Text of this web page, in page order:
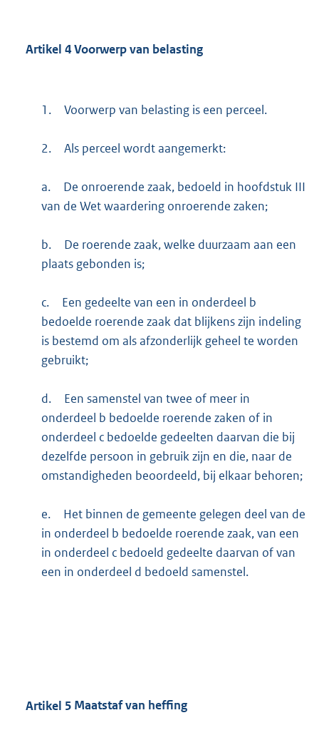
Artikel 4Voorwerp van belasting
1. Voorwerp van belasting is een perceel.
2. Als perceel wordt aangemerkt:
a.
De onroerende zaak, bedoeld in hoofdstuk III
van de Wet waardering onroerende zaken;
b.
De roerende zaak, welke duurzaam aan een
plaats gebonden is;
c.
Een gedeelte van een in onderdeel b
bedoelde roerende zaak dat blijkens zijn indeling
is bestemd om als afzonderlijk geheel te worden
gebruikt;
d.
Een samenstel van twee of meer in
onderdeel b bedoelde roerende zaken of in
onderdeel c bedoelde gedeelten daarvan die bij
dezelfde persoon in gebruik zijn en die, naar de
omstandigheden beoordeeld, bij elkaar behoren;
e.
Het binnen de gemeente gelegen deel van de
in onderdeel b bedoelde roerende zaak, van een
in onderdeel c bedoeld gedeelte daarvan of van
een in onderdeel d bedoeld samenstel.
Artikel 5 Maatstaf van heffing